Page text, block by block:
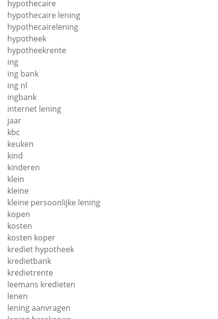
hypothecaire
hypothecaire lening
hypothecairelening
hypotheek
hypotheekrente
ing
ing bank
ing nl
ingbank
internet lening
jaar
kbc
keuken
kind
kinderen
klein
kleine
kleine persoonlijke lening
kopen
kosten
kosten koper
krediet hypotheek
kredietbank
kredietrente
leemans kredieten
lenen
lening aanvragen